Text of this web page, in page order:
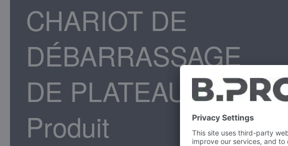
CHARIOT DE
DÉBARRASSAGE
DE PLATEAUX
Produit